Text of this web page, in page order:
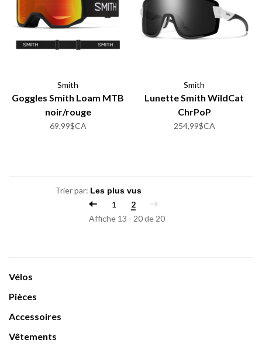
Smith
Goggles Smith Loam MTB
noir/rouge
69,99$CA
Smith
Lunette Smith WildCat
ChrPoP
254,99$CA
Trier par:
1
2
Affiche 13 - 20 de 20
Vélos
Pièces
Accessoires
Vêtements